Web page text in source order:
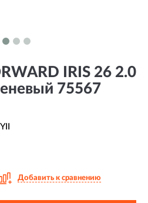
IRIS 26 2.0
75567
Добавить к сравнению